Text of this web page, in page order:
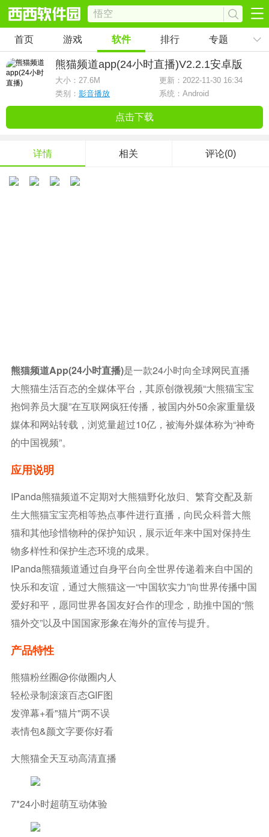
首页 游戏 软件 排行 专题
熊猫频道app(24小时直播)V2.2.1安卓版
大小： 27.6M
更新：2022-11-30 16:34
类别： 影音播放 系统：Android
点击下载
详情 相关 评论(0)
熊猫频道app(24小时直播)是一款24小时向全球网民直播
大熊猫生活百态的全媒体平台，其原创微视频“大熊猫宝宝
抱饲养员大腿”在互联网疯狂传播，被国内外50余家重量级
媒体和网站转载，浏览量超过10亿，被海外媒体称为“神奇
的中国视频”。
应用说明
IPanda熊猫频道不定期对大熊猫野化放归、繁育交配及新
生大熊猫宝宝亮相等热点事件进行直播，向民众科普大熊
猫和其他珍惜物种的保护知识，展示近年来中国对保持生
物多样性和保护生态环境的成果。
IPanda熊猫频道通过自身平台向全世界传递着来自中国的
快乐和友谊，通过大熊猫这一“中国软实力”向世界传播中国
爱好和平，愿同世界各国友好合作的理念，助推中国的“熊
猫外交”以及中国国家形象在海外的宣传与提升。
产品特性
熊猫粉丝圈@你做圈内人
轻松录制滚滚百态GIF图
发弹幕+看"猫片"两不误
表情包&颜文字要你好看
大熊猫全天互动高清直播
7*24小时超萌互动体验